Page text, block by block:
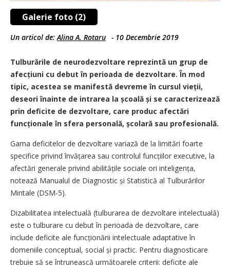
Galerie foto (2)
Un articol de:Alina A. Rotaru - 10 Decembrie 2019
Tulburările de neurodezvoltare reprezintă un grup de
afecțiuni cu debut în perioada de dezvoltare. În mod
tipic, acestea se manifestă devreme în cursul vieții,
deseori înainte de intrarea la școală și se caracterizează
prin deficite de dezvoltare, care produc afectări
funcționale în sfera personală, școlară sau profesională.
Gama deficitelor de dezvoltare variază de la limitări foarte
specifice privind învățarea sau controlul funcțiilor executive, la
afectări generale privind abilitățile sociale ori inteligența,
notează Manualul de Diagnostic și Statistică al Tulburărilor
Mintale (DSM-5).
Dizabilitatea intelectuală (tulburarea de dezvoltare intelectuală)
este o tulburare cu debut în perioada de dezvoltare, care
include deficite ale funcționării intelectuale adaptative în
domeniile conceptual, social și practic. Pentru diagnosticare
trebuie să se întrunească următoarele criterii: deficite ale